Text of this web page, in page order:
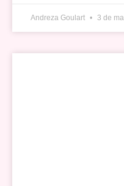
Andreza Goulart 3 de